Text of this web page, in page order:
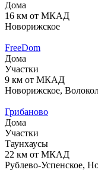
Дома
16 км от МКАД
Новорижское
FreeDom
Дома
Участки
9 км от МКАД
Новорижское,
Грибаново
Дома
Участки
Таунхаусы
22 км от МКАД
Рублево-Успенское,